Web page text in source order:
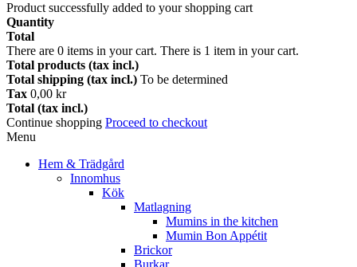
Product successfully added to your shopping cart
Quantity
Total
There are 0 items in your cart. There is 1 item in your cart.
Total products (tax incl.)
Total shipping (tax incl.) To be determined
Tax 0,00 kr
Total (tax incl.)
Continue shopping Proceed to checkout
Menu
Hem & Trädgård
Innomhus
Kök
Matlagning
Mumins in the kitchen
Mumin Bon Appétit
Brickor
Burkar